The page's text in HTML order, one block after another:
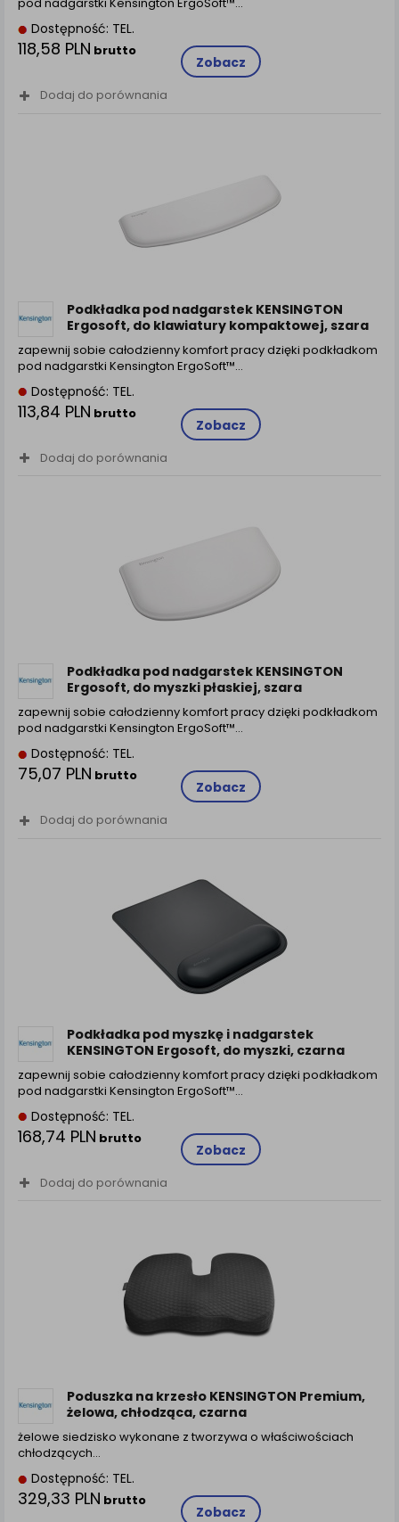
Dostępność: TEL.
118,58 PLN brutto
Zobacz
Dodaj do porównania
Podkładka pod nadgarstek KENSINGTON
Ergosoft, do klawiatury kompaktowej, szara
zapewnij sobie całodzienny komfort pracy dzięki podkładkom
pod nadgarstki Kensington ErgoSoft™…
Dostępność: TEL.
113,84 PLN brutto
Zobacz
Dodaj do porównania
Podkładka pod nadgarstek KENSINGTON
Ergosoft, do myszki płaskiej, szara
zapewnij sobie całodzienny komfort pracy dzięki podkładkom
pod nadgarstki Kensington ErgoSoft™…
Dostępność: TEL.
75,07 PLN brutto
Zobacz
Dodaj do porównania
Podkładka pod myszkę i nadgarstek
KENSINGTON Ergosoft, do myszki, czarna
zapewnij sobie całodzienny komfort pracy dzięki podkładkom
pod nadgarstki Kensington ErgoSoft™…
Dostępność: TEL.
168,74 PLN brutto
Zobacz
Dodaj do porównania
Poduszka na krzesło KENSINGTON Premium,
żelowa, chłodząca, czarna
żelowe siedzisko wykonane z tworzywa o właściwościach
chłodzących…
Dostępność: TEL.
329,33 PLN brutto
Zobacz